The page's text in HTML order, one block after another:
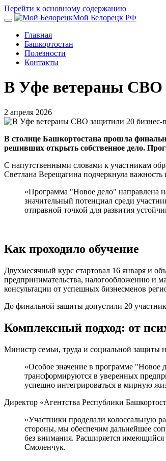
Перейти к основному содержанию
Мой Белорецк РФ
Главная
Башкортостан
Полезности
Контакты
В Уфе ветераны СВО
2 апреля 2026
В столице Башкортостана прошла
решивших открыть собственное дело.
С напутственными словами к участникам
Светлана Верещагина подчеркнула
«Программа "Новое дело" направлена
значительный потенциал среди
отправной точкой для развития
Как проходило обучение
Двухмесячный курс стартовал 16 января и
предпринимательства, налогообложению и
консультации от успешных бизнесменов
До финальной защиты допустили 20
Комплексный подход: от
Министр семьи, труда и социальной защиты
«Особое значение в программе "Новое
трансформируются в уверенных
успешно интегрироваться в мирную
Директор «Агентства Республики
«Участники проделали колоссальную
стороны, мы обеспечим дальнейшее
без внимания. Расширяется
Смоленчук.